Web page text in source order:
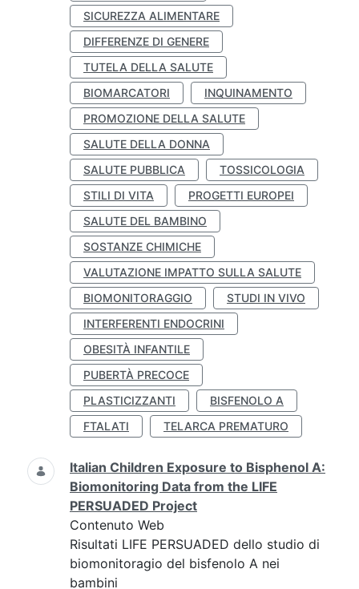
SICUREZZA ALIMENTARE
DIFFERENZE DI GENERE
TUTELA DELLA SALUTE
BIOMARCATORI
INQUINAMENTO
PROMOZIONE DELLA SALUTE
SALUTE DELLA DONNA
SALUTE PUBBLICA
TOSSICOLOGIA
STILI DI VITA
PROGETTI EUROPEI
SALUTE DEL BAMBINO
SOSTANZE CHIMICHE
VALUTAZIONE IMPATTO SULLA SALUTE
BIOMONITORAGGIO
STUDI IN VIVO
INTERFERENTI ENDOCRINI
OBESITÀ INFANTILE
PUBERTÀ PRECOCE
PLASTICIZZANTI
BISFENOLO A
FTALATI
TELARCA PREMATURO
Italian Children Exposure to Bisphenol A:
Biomonitoring Data from the LIFE
PERSUADED Project
Contenuto Web
Risultati LIFE PERSUADED dello studio di
biomonitoragio del bisfenolo A nei
bambini